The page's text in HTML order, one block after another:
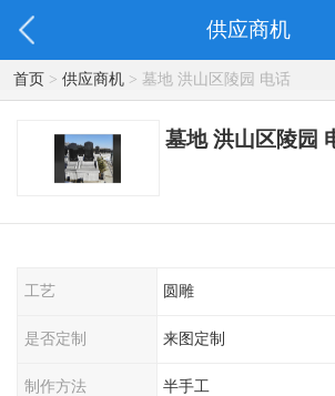
供应商机
首页> 供应商机> 墓地 洪山区陵园 电话
墓地 洪山区陵园
工艺 圆雕
是否定制 来图定制
制作方法 半手工